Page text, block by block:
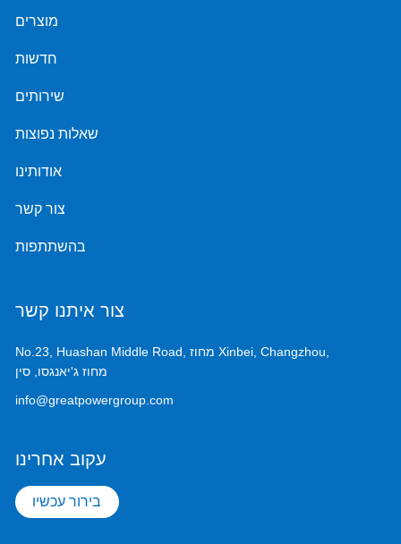
מוצרים
חדשות
שירותים
שאלות נפוצות
אודותינו
צור קשר
בהשתתפות
צור איתנו קשר
No.23, Huashan Middle Road, מחוז Xinbei, Changzhou,
מחוז ג'יאנגסו, סין
info@greatpowergroup.com
עקוב אחרינו
בירור עכשיו